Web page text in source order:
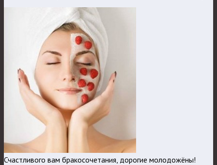
Счастливого вам бракосочетания, дорогие молодожёны!